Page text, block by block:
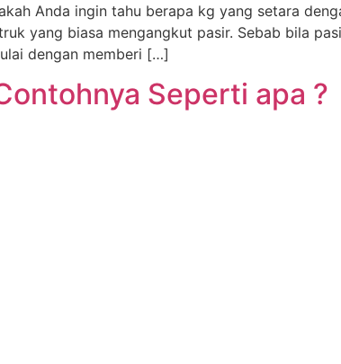
Anda ingin tahu berapa kg yang setara
yang biasa mengangkut pasir. Sebab bila
dengan memberi […]
Seperti apa ?